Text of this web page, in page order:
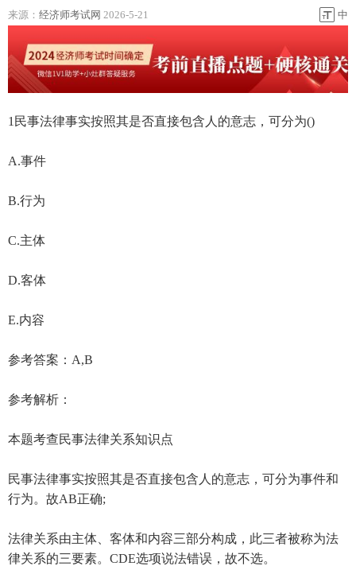
来源： 经济师考试网 2026-5-21 中
1民事法律事实按照其是否直接包含人的意志，可分为()
A.事件
B.行为
C.主体
D.客体
E.内容
参考答案：A,B
参考解析：
本题考查民事法律关系知识点
民事法律事实按照其是否直接包含人的意志，可分为事件和
行为。故AB正确;
法律关系由主体、客体和内容三部分构成，此三者被称为法
律关系的三要素。CDE选项说法错误，故不选。